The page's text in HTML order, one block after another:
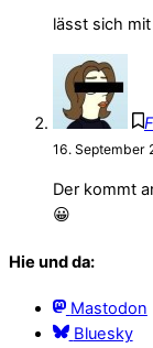
lässt sich
16. September
Der kommt
😀
Hie und da:
Mastodon
Bluesky